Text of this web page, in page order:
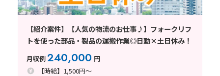
【紹介案件】【人気の物流のお仕事♪】フォークリフ
トを使った部品・製品の運搬作業◎日勤×土日休み！
月収例240,000 円
【時給】1,500円～